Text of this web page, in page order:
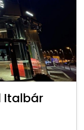
Italbár